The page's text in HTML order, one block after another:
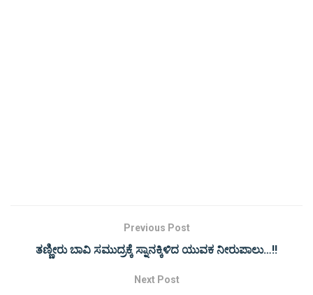
Previous Post
ತಣ್ಣೀರು ಬಾವಿ ಸಮುದ್ರಕ್ಕೆ ಸ್ನಾನಕ್ಕಿಳಿದ ಯುವಕ ನೀರುಪಾಲು…!!
Next Post